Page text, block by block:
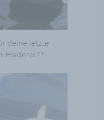
deine letzte
Haiderer??